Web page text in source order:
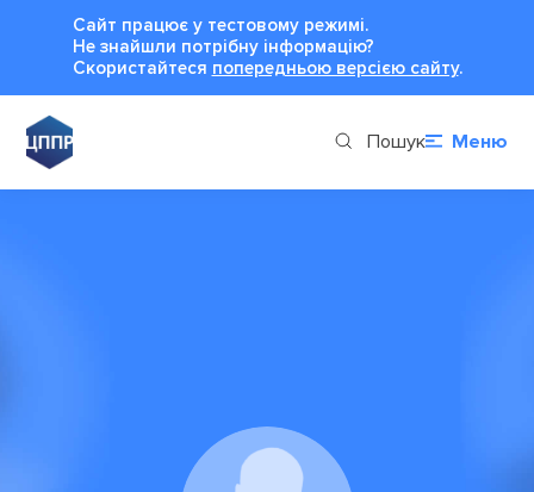
Сайт працює у тестовому режимі.
Не знайшли потрібну інформацію?
Cкористайтеся попередньою версією сайту.
Пошук Меню